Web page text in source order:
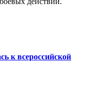
к всероссийской